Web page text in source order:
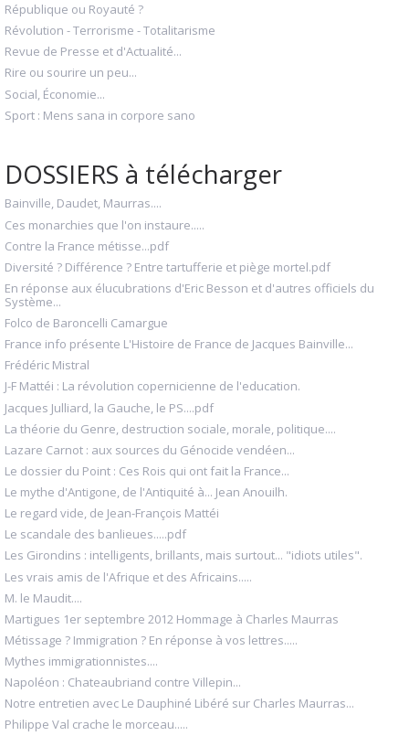
République ou Royauté ?
Révolution - Terrorisme - Totalitarisme
Revue de Presse et d'Actualité...
Rire ou sourire un peu...
Social, Économie...
Sport : Mens sana in corpore sano
DOSSIERS à télécharger
Bainville, Daudet, Maurras....
Ces monarchies que l'on instaure.....
Contre la France métisse...pdf
Diversité ? Différence ? Entre tartufferie et piège mortel.pdf
En réponse aux élucubrations d'Eric Besson et d'autres officiels du
Système...
Folco de Baroncelli Camargue
France info présente L'Histoire de France de Jacques Bainville...
Frédéric Mistral
J-F Mattéi : La révolution copernicienne de l'education.
Jacques Julliard, la Gauche, le PS....pdf
La théorie du Genre, destruction sociale, morale, politique....
Lazare Carnot : aux sources du Génocide vendéen...
Le dossier du Point : Ces Rois qui ont fait la France...
Le mythe d'Antigone, de l'Antiquité à... Jean Anouilh.
Le regard vide, de Jean-François Mattéi
Le scandale des banlieues.....pdf
Les Girondins : intelligents, brillants, mais surtout... "idiots utiles".
Les vrais amis de l'Afrique et des Africains.....
M. le Maudit....
Martigues 1er septembre 2012 Hommage à Charles Maurras
Métissage ? Immigration ? En réponse à vos lettres.....
Mythes immigrationnistes....
Napoléon : Chateaubriand contre Villepin...
Notre entretien avec Le Dauphiné Libéré sur Charles Maurras...
Philippe Val crache le morceau.....